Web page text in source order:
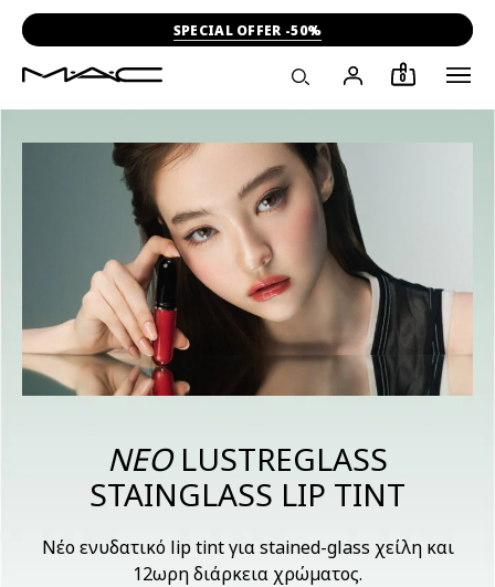
-15% ΣΤΗΝ ΠΡΩΤΗ ΣΟΥ ΑΓΟΡΑ
0
ΝΕΟLUSTREGLASS
STAINGLASS LIP TINT
Νέο ενυδατικό lip tint για stained-glass χείλη και
12ωρη διάρκεια χρώματος.